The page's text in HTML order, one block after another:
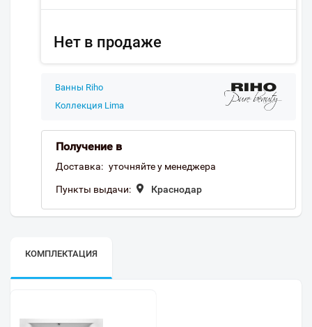
Нет в продаже
Ванны Riho
Коллекция Lima
Получение в
Доставка: уточняйте у менеджера
Пункты выдачи: Краснодар
КОМПЛЕКТАЦИЯ